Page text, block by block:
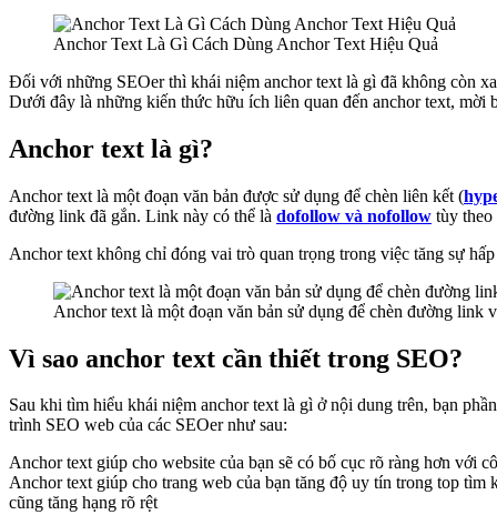
Anchor Text Là Gì Cách Dùng Anchor Text Hiệu Quả
Đối với những SEOer thì khái niệm anchor text là gì đã không còn
Dưới đây là những kiến thức hữu ích liên quan đến anchor text, mời
Anchor text là gì?
Anchor text là một đoạn văn bản được sử dụng để chèn liên kết (
đường link đã gắn. Link này có thể là dofollow và nofollow tùy theo
Anchor text không chỉ đóng vai trò quan trọng trong việc tăng sự
Anchor text là một đoạn văn bản sử dụng để chèn đường link
Vì sao anchor text cần thiết trong SEO?
Sau khi tìm hiểu khái niệm anchor text là gì ở nội dung trên, bạn
trình SEO web của các SEOer như sau:
Anchor text giúp cho website của bạn sẽ có bố cục rõ ràng hơn với
Anchor text giúp cho trang web của bạn tăng độ uy tín trong top tìm
cũng tăng hạng rõ rệt